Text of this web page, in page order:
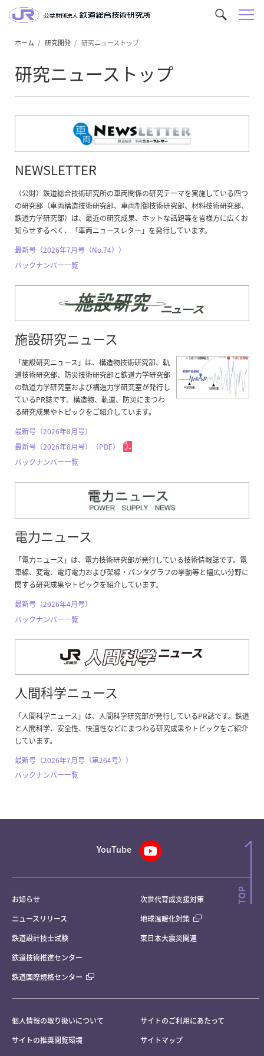
サ
メ
ホーム 研究開発 研究ニューストップ
研究ニューストップ
NEWSLETTER
（公財）鉄道総合技術研究所の車両関係の研究テーマを実施している四つ
の研究部（車両構造技術研究部、車両制御技術研究部、材料技術研究部、
鉄道力学研究部）は、最近の研究成果、ホットな話題等を皆様方に広くお
知らせするべく、「車両ニュースレター」を発行しています。
最新号（2026年7月号（No.74））
バックナンバー一覧
施設研究ニュース
「施設研究ニュース」は、構造物技術研究部、軌
道技術研究部、防災技術研究部と鉄道力学研究部
の軌道力学研究室および構造力学研究室が発行し
ているPR誌です。構造物、軌道、防災にまつわ
る研究成果やトピックをご紹介しています。
最新号（2026年8月号）
最新号（2026年8月号）（PDF）
バックナンバー一覧
電力ニュース
「電力ニュース」は、電力技術研究部が発行している技術情報誌です。電
車線、変電、電灯電力および架線・パンタグラフの挙動等と幅広い分野に
関する研究成果やトピックを紹介しています。
最新号（2026年4月号）
バックナンバー一覧
人間科学ニュース
「人間科学ニュース」は、人間科学研究部が発行しているPR誌です。鉄道
と人間科学、安全性、快適性などにまつわる研究成果やトピックをご紹介
しています。
最新号（2026年7月号（第264号））
バックナンバー一覧
YouTube
お知らせ
ニュースリリース
鉄道設計技士試験
鉄道技術推進センター
鉄道国際規格センター
次世代育成支援対策
地球温暖化対策
東日本大震災関連
個人情報の取り扱いについて
サイトのご利用にあたって
サイトの推奨閲覧環境
サイトマップ